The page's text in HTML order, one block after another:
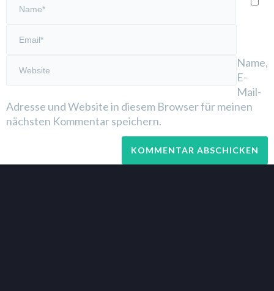
Name,
E-
Mail-
Adresse und Website in diesem Browser für meinen
nächsten Kommentar speichern.